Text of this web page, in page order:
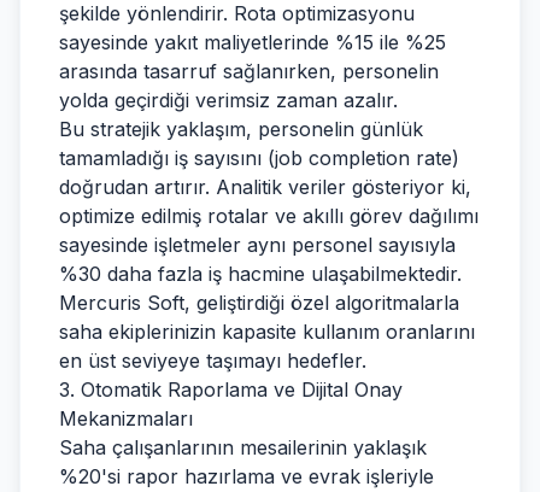
şekilde yönlendirir. Rota optimizasyonu
sayesinde yakıt maliyetlerinde %15 ile %25
arasında tasarruf sağlanırken, personelin
yolda geçirdiği verimsiz zaman azalır.
Bu stratejik yaklaşım, personelin günlük
tamamladığı iş sayısını (job completion rate)
doğrudan artırır. Analitik veriler gösteriyor ki,
optimize edilmiş rotalar ve akıllı görev dağılımı
sayesinde işletmeler aynı personel sayısıyla
%30 daha fazla iş hacmine ulaşabilmektedir.
Mercuris Soft, geliştirdiği özel algoritmalarla
saha ekiplerinizin kapasite kullanım oranlarını
en üst seviyeye taşımayı hedefler.
3. Otomatik Raporlama ve Dijital Onay
Mekanizmaları
Saha çalışanlarının mesailerinin yaklaşık
%20'si rapor hazırlama ve evrak işleriyle